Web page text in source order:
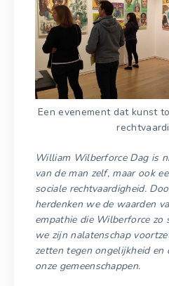
Een evenement dat kunst
William Wilberforce Dag is
van de man zelf, maar ook
sociale rechtvaardigheid.
herdenken we de waarden
empathie die Wilberforce zo
we zijn nalatenschap
zetten tegen ongelijkheid en
onze gemeenschappen.